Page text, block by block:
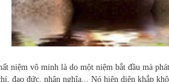
niệm vô minh là do một niệm bắt đầu mà
đạo đức, nhân nghĩa... Nó hiện diện khắp